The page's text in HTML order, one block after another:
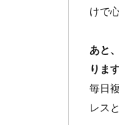
けで
あと
りま
毎日
レス